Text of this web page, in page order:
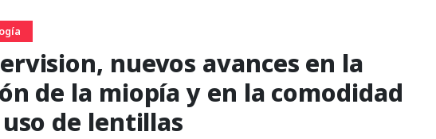
nuevos avances en la
de la miopía y en la comodidad
de lentillas